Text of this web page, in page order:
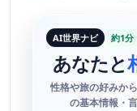
AI世界ナビ 約1分
あなたと
性格や旅の好みか
の基本情報・